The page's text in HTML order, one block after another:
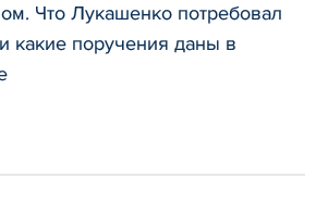
Что Лукашенко потребовал
какие поручения даны в